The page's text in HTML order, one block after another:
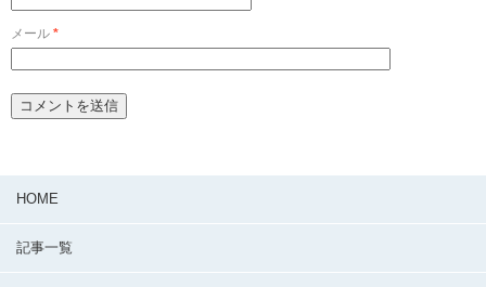
メール *
HOME
記事一覧